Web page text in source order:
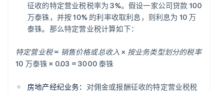
征收的特定营业税税率为 3%。假设一家公司贷款 100
万泰铢，并按 10% 的利率收取利息，则利息为 10 万
泰铢。那么特定营业税计算如下：
特定营业税 = 销售价格或总收入 × 按业务类型划分的税率
10 万泰铢 × 0.03 = 3000 泰铢
房地产经纪业务： 对佣金或报酬征收的特定营业税税